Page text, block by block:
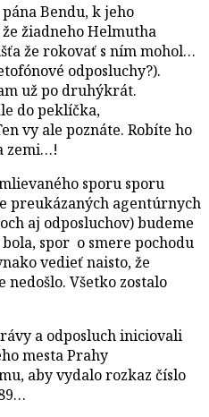
Bendu, k jeho
žiadneho Helmutha
že rokovať s ním mohol…
odposluchy?).
už po druhýkrát.
do peklíčka,
vy ale poznáte. Robíte ho
zemi…!
sporu sporu
preukázaných agentúrnych
aj odposluchov) budeme
spor o smere pochodu
vedieť naisto, že
nedošlo. Všetko zostalo
a odposluch iniciovali
mesta Prahy
aby vydalo rozkaz číslo